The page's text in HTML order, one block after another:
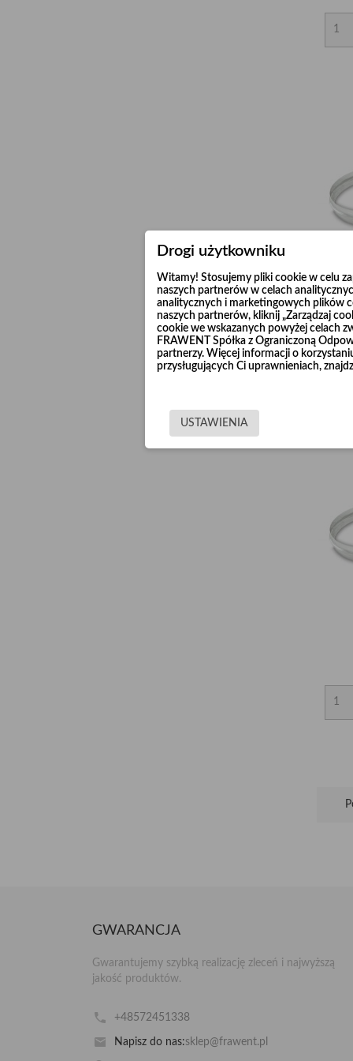
GWARANCJA
Gwarantujemy szybką realizację zleceń i najwyższą
jakość produktów.
+48572451338
Napisz do nas:sklep@frawent.pl
Drogi użytkowniku
Witamy! Stosujemy pliki cookie w celu
naszych partnerów w celach
analitycznych i marketingowych plików
naszych partnerów, kliknij „Zarządzaj
cookie we wskazanych powyżej celach
FRAWENT Spółka z Ograniczoną
partnerzy. Więcej informacji o
przysługujących Ci uprawnieniach,
USTAWIENIA